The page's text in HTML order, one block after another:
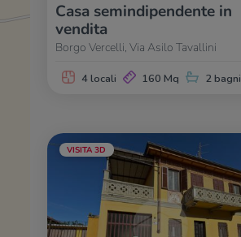
Casa semindipendente in
vendita
Borgo Vercelli, Via Asilo Tavallini
4 locali 160 Mq 2 bagni
VISITA 3D